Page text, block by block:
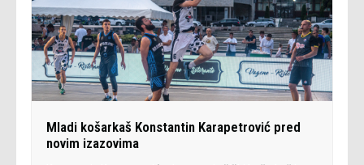
Mladi košarkaš Konstantin Karapetrović pred
novim izazovima